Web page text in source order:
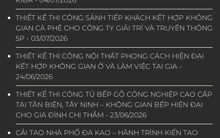
THIẾT KẾ THI CÔNG SẢNH TIẾP KHÁCH KẾT HỢP KHÔNG
GIAN CÀ PHÊ CHO CÔNG TY GIẢI TRÍ VÀ TRUYỀN THÔNG
5P - 03/07/2026
THIẾT KẾ THI CÔNG NỘI THẤT PHONG CÁCH HIỆN ĐẠI
KẾT HỢP KHÔNG GIAN Ở VÀ LÀM VIỆC TẠI GIA -
24/06/2026
THIẾT KẾ THI CÔNG TỦ BẾP GỖ CÔNG NGHIỆP CAO CẤP
TẠI TÂN BIÊN, TÂY NINH – KHÔNG GIAN BẾP HIỆN ĐẠI
CHO GIA ĐÌNH CHỊ THẮM - 23/06/2026
CẢI TẠO NHÀ PHỐ ĐA KAO – HÀNH TRÌNH KIẾN TẠO